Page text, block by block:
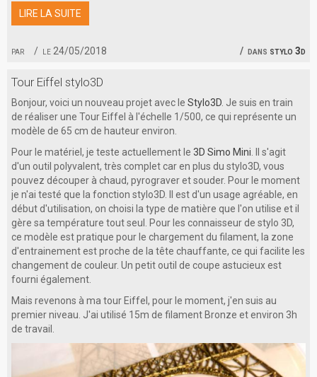
par le 24/05/2018 dans stylo 3d
LIRE LA SUITE
Tour Eiffel stylo3D
Bonjour, voici un nouveau projet avec le Stylo3D. Je suis en train
de réaliser une Tour Eiffel à l'échelle 1/500, ce qui représente un
modèle de 65 cm de hauteur environ.
Pour le matériel, je teste actuellement le 3D Simo Mini. Il s'agit
d'un outil polyvalent, très complet car en plus du stylo3D, vous
pouvez découper à chaud, pyrograver et souder. Pour le moment
je n'ai testé que la fonction stylo3D. Il est d'un usage agréable, en
début d'utilisation, on choisi la type de matière que l'on utilise et il
gère sa température tout seul. Pour les connaisseur de stylo 3D,
ce modèle est pratique pour le chargement du filament, la zone
d'entrainement est proche de la tête chauffante, ce qui facilite les
changement de couleur. Un petit outil de coupe astucieux est
fourni également.
Mais revenons à ma tour Eiffel, pour le moment, j'en suis au
premier niveau. J'ai utilisé 15m de filament Bronze et environ 3h
de travail.